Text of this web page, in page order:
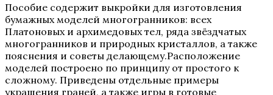
Пособие содержит выкройки для изготовления
бумажных моделей многогранников: всех
Платоновых и архимедовых тел, ряда звёздчатых
многогранников и природных кристаллов, а также
пояснения и советы делающему.Расположение
моделей построено по принципу от простого к
сложному. Приведены отдельные примеры
украшения граней, а также игры в готовые